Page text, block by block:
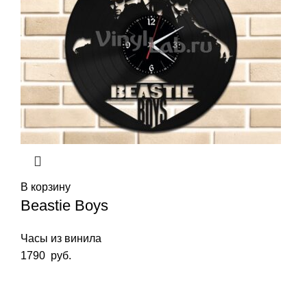
В корзину
Beastie Boys
Часы из винила
1790 руб.